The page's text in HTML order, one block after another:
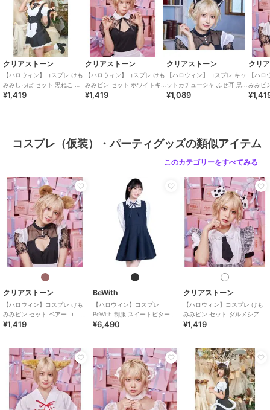
クリアストーン
【ハロウィン】コスプレ けも
みみしっぽ セット 黒ねこ ユ
ニセックス ブラック
¥1,419
クリアストーン
【ハロウィン】コスプレ けも
みみピン セット ホワイトキ
ャット ユニセックス ホワイ
¥1,419
クリアストーン
【ハロウィン】コスプレ キャ
ットカチューシャ ふせ耳 黒×
ピンク ユニセックス
¥1,089
クリ
【ハ
みみピ
セック
コスプレ（仮装）・パーティグッズの類似アイテム
このカテゴリーをすべてみる
クリアストーン
【ハロウィン】コスプレ けも
みみピン セット ベアー ユニセ
ックス ブラウン
¥1,419
BeWith
【ハロウィン】コスプレ
BeWith 制服 スイートビター学
園ブラック かわいい
¥6,490
クリアストーン
【ハロウィン】コスプレ けも
みみピン セット ダルメシアン
ユニセックス ホワイト
¥1,419